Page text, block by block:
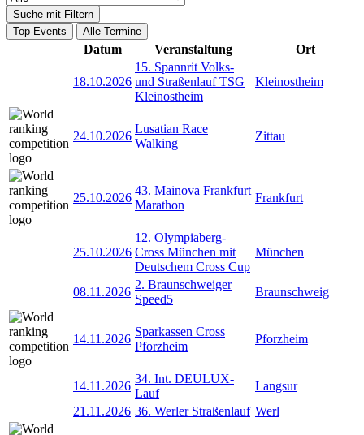
Suche mit Filtern
Top-Events
Alle Termine
Datum Veranstaltung Ort
18.10.2026
15. Spannrit Volks-
und Straßenlauf TSG
Kleinostheim
Kleinostheim
24.10.2026
Lusatian Race
Walking
Zittau
25.10.2026
43. Mainova Frankfurt
Marathon
Frankfurt
25.10.2026
12. Olympiaberg-
Cross München mit
Deutschem Cross Cup
München
08.11.2026
2. Braunschweiger
Speed5
Braunschweig
14.11.2026
Sparkassen Cross
Pforzheim
Pforzheim
14.11.2026
34. Int. DEULUX-
Lauf
Langsur
21.11.2026 36. Werler Straßenlauf Werl